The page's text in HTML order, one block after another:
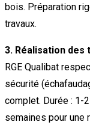
bois. Préparation
travaux.
3. Réalisation des
RGE Qualibat
sécurité
complet. Durée : 1-
semaines pour une